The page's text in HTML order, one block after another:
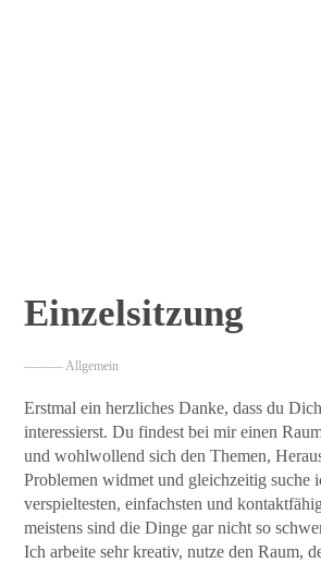
Einzelsitzung
——— Allgemein
Erstmal ein herzliches Danke, dass du
interessierst. Du findest bei mir einen
und wohlwollend sich den Themen,
Problemen widmet und gleichzeitig suche
verspieltesten, einfachsten und
meistens sind die Dinge gar nicht so
Ich arbeite sehr kreativ, nutze den Raum,